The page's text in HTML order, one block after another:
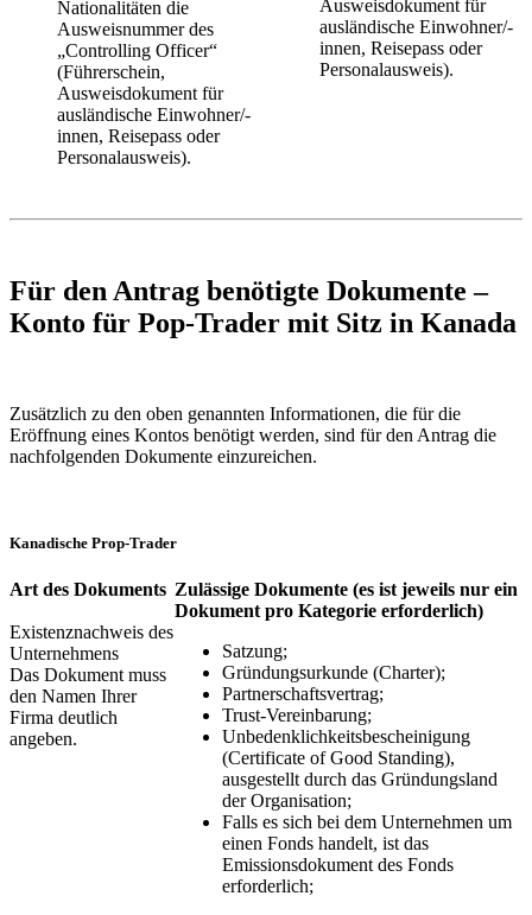
Nationalitäten die
Ausweisnummer des
„Controlling Officer“
(Führerschein,
Ausweisdokument für
ausländische Einwohner/-
innen, Reisepass oder
Personalausweis).
Ausweisdokument für
ausländische Einwohner/-
innen, Reisepass oder
Personalausweis).
Für den Antrag benötigte Dokumente –
Konto für Pop-Trader mit Sitz in Kanada
Zusätzlich zu den oben genannten Informationen, die für die
Eröffnung eines Kontos benötigt werden, sind für den Antrag die
nachfolgenden Dokumente einzureichen.
Kanadische Prop-Trader
Art des Dokuments Zulässige Dokumente (es ist jeweils nur ein
Dokument pro Kategorie erforderlich)
Existenznachweis des
Unternehmens
Das Dokument muss
den Namen Ihrer
Firma deutlich
angeben.
Satzung;
Gründungsurkunde (Charter);
Partnerschaftsvertrag;
Trust-Vereinbarung;
Unbedenklichkeitsbescheinigung
(Certificate of Good Standing),
ausgestellt durch das Gründungsland
der Organisation;
Falls es sich bei dem Unternehmen um
einen Fonds handelt, ist das
Emissionsdokument des Fonds
erforderlich;